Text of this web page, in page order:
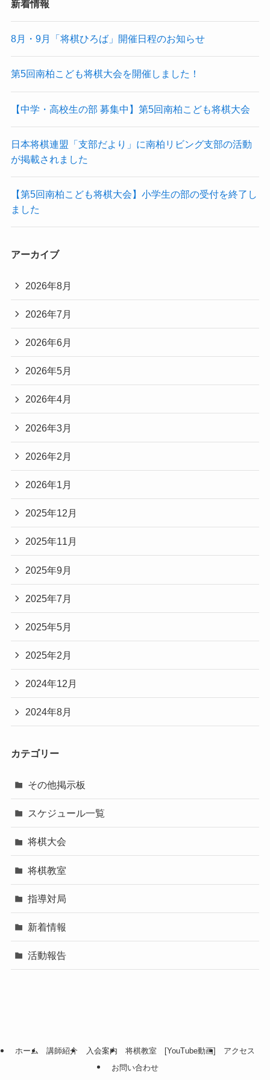
新着情報
8月・9月「将棋ひろば」開催日程のお知らせ
第5回南柏こども将棋大会を開催しました！
【中学・高校生の部 募集中】第5回南柏こども将棋大会
日本将棋連盟「支部だより」に南柏リビング支部の活動
が掲載されました
【第5回南柏こども将棋大会】小学生の部の受付を終了し
ました
アーカイブ
2026年8月
2026年7月
2026年6月
2026年5月
2026年4月
2026年3月
2026年2月
2026年1月
2025年12月
2025年11月
2025年9月
2025年7月
2025年5月
2025年2月
2024年12月
2024年8月
カテゴリー
その他掲示板
スケジュール一覧
将棋大会
将棋教室
指導対局
新着情報
活動報告
ホーム 講師紹介 入会案内 将棋教室 [YouTube動画]
アクセス
お問い合わせ